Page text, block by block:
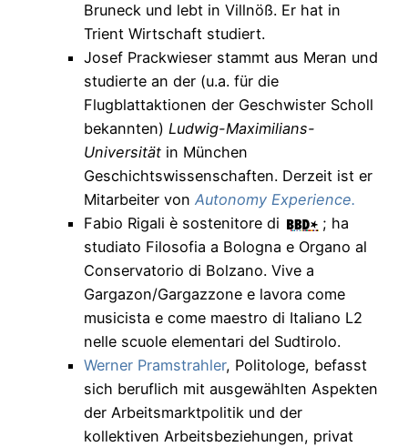
Bruneck und lebt in Villnöß. Er hat in
Trient Wirtschaft studiert.
Josef Prackwieser stammt aus Meran und
studierte an der (u.a. für die
Flugblattaktionen der Geschwister Scholl
bekannten) Ludwig-Maximilians-
Universität in München
Geschichtswissenschaften. Derzeit ist er
Mitarbeiter von Autonomy Experience.
Fabio Rigali è sostenitore di
; ha
studiato Filosofia a Bologna e Organo al
Conservatorio di Bolzano. Vive a
Gargazon/Gargazzone e lavora come
musicista e come maestro di Italiano L2
nelle scuole elementari del Sudtirolo.
Werner Pramstrahler, Politologe, befasst
sich beruflich mit ausgewählten Aspekten
der Arbeitsmarktpolitik und der
kollektiven Arbeitsbeziehungen, privat